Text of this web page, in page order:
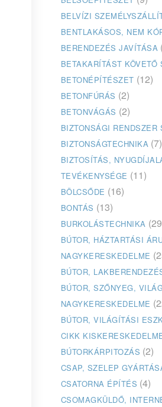
BELVÍZI
BENTLAKÁSOS, NEM
BERENDEZÉS JAVÍTÁSA
BETAKARÍTÁST KÖVETŐ
BETONÉPÍTÉSZET (12)
BETONFÚRÁS (2)
BETONVÁGÁS (2)
BIZTONSÁGI RENDSZER
BIZTONSÁGTECHNIKA (7)
BIZTOSÍTÁS,
TEVÉKENYSÉGE (11)
BÖLCSŐDE (16)
BONTÁS (13)
BURKOLÁSTECHNIKA
BÚTOR, HÁZTARTÁSI
NAGYKERESKEDELME
BÚTOR,
BÚTOR, SZŐNYEG,
NAGYKERESKEDELME
BÚTOR, VILÁGÍTÁSI
CIKK
BÚTORKÁRPITOZÁS (2)
CSAP, SZELEP
CSATORNA ÉPÍTÉS (4)
CSOMAGKÜLDŐ,